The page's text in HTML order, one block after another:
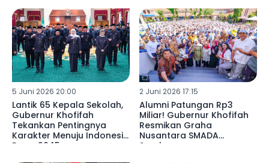
5 Juni 2026 20:00
Lantik 65 Kepala Sekolah,
Gubernur Khofifah
Tekankan Pentingnya
Karakter Menuju Indonesia
Emas 2045
2 Juni 2026 17:15
Alumni Patungan Rp3
Miliar! Gubernur Khofifah
Resmikan Graha
Nusantara SMADA
Surabaya